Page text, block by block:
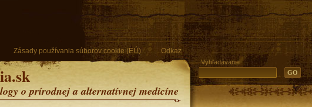
Zásady používania súborov cookie (EÚ) Odkaz
o prírodnej a alternatívnej medicíne
Vyhľadávanie